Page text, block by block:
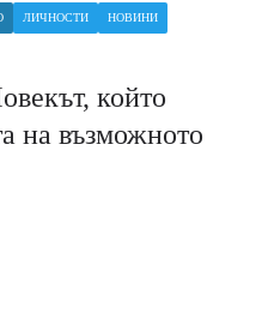
ЛИЧНОСТИ НОВИНИ
който
на възможното